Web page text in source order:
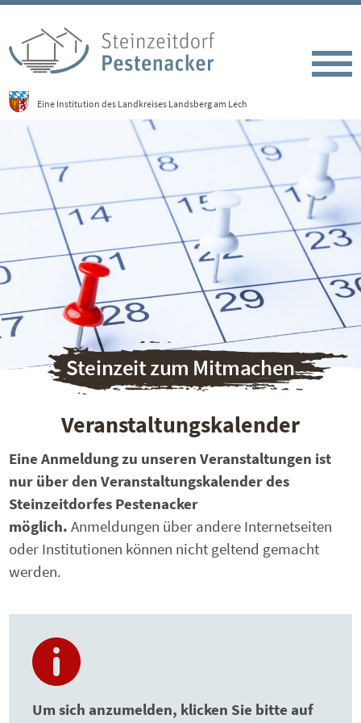
Eine Institution des Landkreises Landsberg am Lech
Steinzeit zum Mitmachen
Veranstaltungskalender
Eine Anmeldung zu unseren Veranstaltungen ist
nur über den Veranstaltungskalender des
Steinzeitdorfes Pestenacker
möglich. Anmeldungen über andere Internetseiten
oder Institutionen können nicht geltend gemacht
werden.
Um sich anzumelden, klicken Sie bitte auf